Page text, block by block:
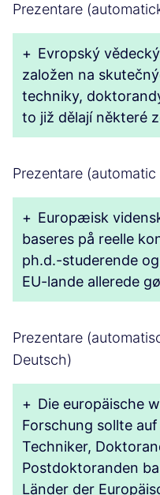
Prezentare
+ Evropský
založen na
techniky,
to již dělají některé
Prezentare
+ Europæisk
baseres på reelle
ph.d.-studerende
EU-lande allerede
Prezentare
Deutsch)
+ Die europäische
Forschung sollte
Techniker,
Postdoktoranden
Länder der